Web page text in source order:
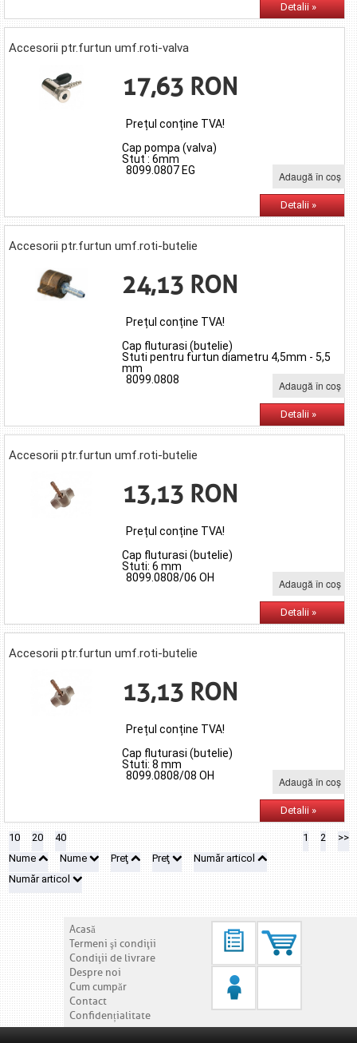
Detalii »
Accesorii ptr.furtun umf.roti-valva
17,63 RON
Prețul conține TVA!
Cap pompa (valva)
Stut : 6mm
8099.0807 EG
Adaugă în coş
Detalii »
Accesorii ptr.furtun umf.roti-butelie
24,13 RON
Prețul conține TVA!
Cap fluturasi (butelie)
Stuti pentru furtun diametru 4,5mm - 5,5
mm
8099.0808
Adaugă în coş
Detalii »
Accesorii ptr.furtun umf.roti-butelie
13,13 RON
Prețul conține TVA!
Cap fluturasi (butelie)
Stuti: 6 mm
8099.0808/06 OH
Adaugă în coş
Detalii »
Accesorii ptr.furtun umf.roti-butelie
13,13 RON
Prețul conține TVA!
Cap fluturasi (butelie)
Stuti: 8 mm
8099.0808/08 OH
Adaugă în coş
Detalii »
1 2 >>
10 20
40
Nume
Nume Preţ Preţ
Număr articol
Număr articol
Acasă
Termeni şi condiţii
Condiţii de livrare
Despre noi
Cum cumpăr
Contact
Confidențialitate